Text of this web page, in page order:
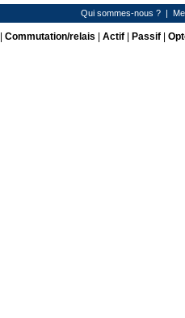
Qui sommes-nous ? |
Commutation/relais Actif| Passif|